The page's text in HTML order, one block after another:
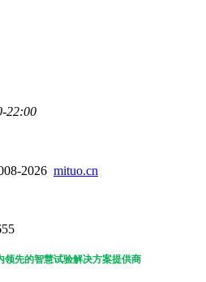
22:00
2026 mituo.cn
领先的智慧试验解决方案提供商